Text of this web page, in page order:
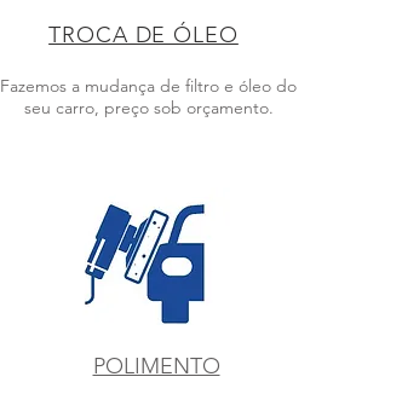
TROCA DE ÓLEO
Fazemos a mudança de filtro e óleo do
seu carro, preço sob orçamento.
POLIMENTO